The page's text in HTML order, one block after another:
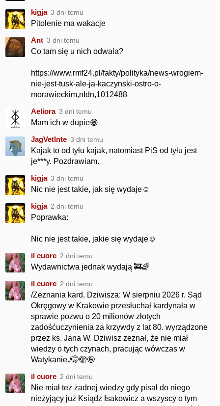
kigja 3 dni temu
Pitolenie ma wakacje
Ant 3 dni temu
Co tam się u nich odwala?
https://www.rmf24.pl/fakty/polityka/news-wrogiem-
nie-jest-tusk-ale-ja-kaczynski-ostro-o-
morawieckim,nIdn,1012488
Aeliora 3 dni temu
Mam ich w dupie😁
JagVetInte 3 dni temu
Kajak to od tyłu kajak, natomiast PiS od tyłu jest
je***y. Pozdrawiam.
kigja 3 dni temu
Nic nie jest takie, jak się wydaje☺️
kigja 2 dni temu
Poprawka:
Nic nie jest takie, jakie się wydaje☺️
il cuore 2 dni temu
Wydawnictwa jednak wydają 🚒🌈
il cuore 2 dni temu
/Zeznania kard. Dziwisza: W sierpniu 2026 r. Sąd
Okręgowy w Krakowie przesłuchał kardynała w
sprawie pozwu o 20 milionów złotych
zadośćuczynienia za krzywdy z lat 80. wyrządzone
przez ks. Jana W. Dziwisz zeznał, że nie miał
wiedzy o tych czynach, pracując wówczas w
Watykanie./🤫🫣🤪
il cuore 2 dni temu
Nie miał też żadnej wiedzy gdy pisał do niego
nieżyjący już Ksiądz Isakowicz a wszyscy o tym